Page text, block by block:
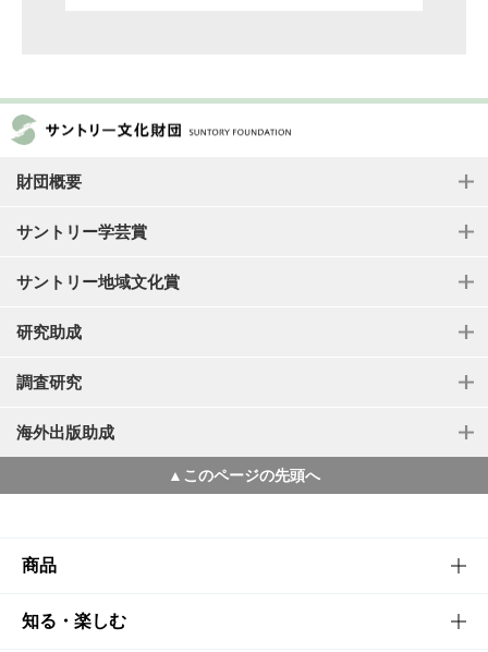
財団概要
サントリー学芸賞
サントリー地域文化賞
研究助成
調査研究
海外出版助成
▲このページの先頭へ
商品
商品TOP
知る・楽しむ